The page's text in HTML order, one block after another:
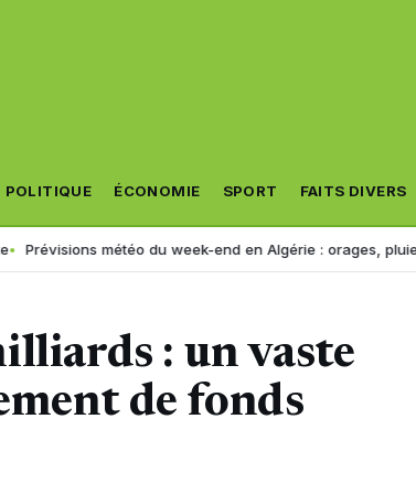
POLITIQUE ÉCONOMIE SPORT FAITS DIVERS
météo du week-end en Algérie : orages, pluies et forte
: un vaste
de fonds